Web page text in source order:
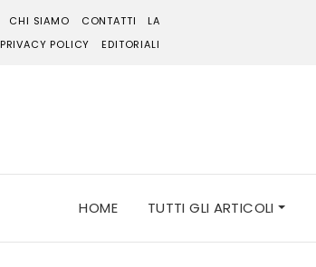
CHI SIAMO CONTATTI
LA
PRIVACY POLICY EDITORIALI
HOME TUTTI GLI ARTICOLI